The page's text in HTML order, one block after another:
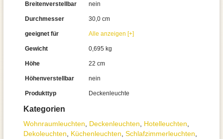
Kategorien
Wohnraum­leuchten Decken­leuchten Hotelleuchten
Dekoleuchten
Küchenleuchten Schlafzimmer­leuchten
Breitenverstellbar nein
Durchmesser 30,0 cm
geeignet für Alle anzeigen [+]
Gewicht 0,695 kg
Höhe 22 cm
Höhenverstellbar nein
Produkttyp Deckenleuchte